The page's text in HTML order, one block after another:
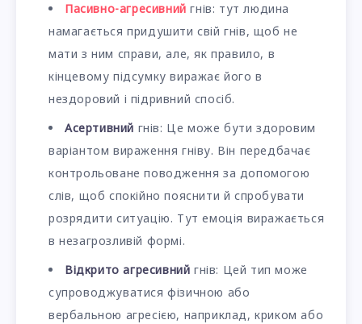
Пасивно-агресивний гнів: тут людина
намагається придушити свій гнів, щоб не
мати з ним справи, але, як правило, в
кінцевому підсумку виражає його в
нездоровий і підривний спосіб.
Асертивний гнів: Це може бути здоровим
варіантом вираження гніву. Він передбачає
контрольоване поводження за допомогою
слів, щоб спокійно пояснити й спробувати
розрядити ситуацію. Тут емоція виражається
в незагрозливій формі.
Відкрито агресивний гнів: Цей тип може
супроводжуватися фізичною або
вербальною агресією, наприклад, криком або